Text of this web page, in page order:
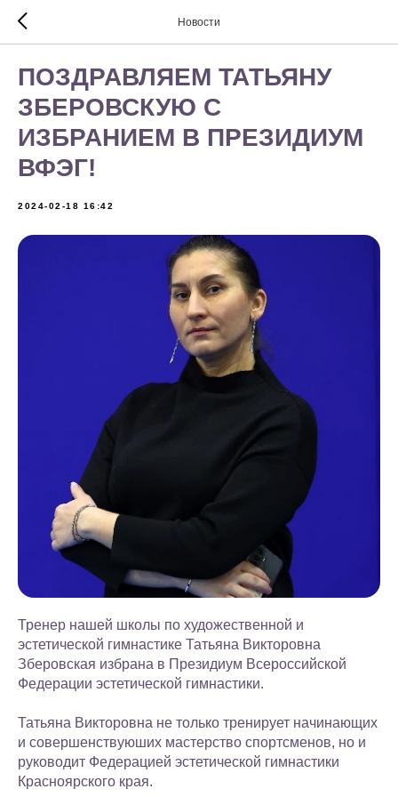
Новости
ПОЗДРАВЛЯЕМ ТАТЬЯНУ
ЗБЕРОВСКУЮ С
ИЗБРАНИЕМ В ПРЕЗИДИУМ
ВФЭГ!
2024-02-18 16:42
Тренер нашей школы по художественной и
эстетической гимнастике Татьяна Викторовна
Зберовская избрана в Президиум Всероссийской
Федерации эстетической гимнастики.
Татьяна Викторовна не только тренирует начинающих
и совершенствуюших мастерство спортсменов, но и
руководит Федерацией эстетической гимнастики
Красноярского края.